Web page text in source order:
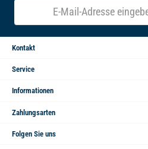
E-
Mail-
Adresse*
Kontakt
Service
Informationen
Zahlungsarten
Folgen Sie uns